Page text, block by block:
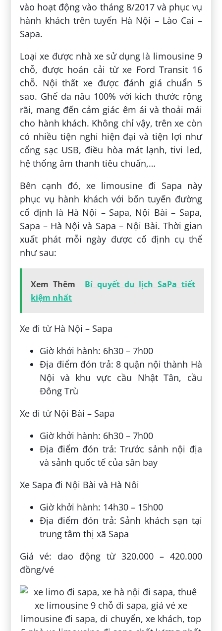
vào hoạt động vào tháng 8/2017 và phục vụ
hành khách trên tuyến Hà Nội – Lào Cai –
Sapa.
Loại xe được nhà xe sử dụng là limousine 9
chỗ, được hoán cải từ xe Ford Transit 16
chỗ. Nội thất xe được đánh giá chuẩn 5
sao. Ghế da nâu 100% với kích thước rộng
rãi, mang đến cảm giác êm ái và thoải mái
cho hành khách. Không chỉ vậy, trên xe còn
có nhiều tiện nghi hiện đại và tiện lợi như
cổng sạc USB, điều hòa mát lạnh, tivi led,
hệ thống âm thanh tiêu chuẩn,…
Bên cạnh đó, xe limousine đi Sapa này
phục vụ hành khách với bốn tuyến đường
cố định là Hà Nội – Sapa, Nội Bài – Sapa,
Sapa – Hà Nội và Sapa – Nội Bài. Thời gian
xuất phát mỗi ngày được cố định cụ thể
như sau:
Xem Thêm
Bí quyết du lịch SaPa tiết
kiệm nhất
Xe đi từ Hà Nội – Sapa
Giờ khởi hành: 6h30 – 7h00
Địa điểm đón trả: 8 quận nội thành Hà
Nội và khu vực cầu Nhật Tân, cầu
Đông Trù
Xe đi từ Nội Bài – Sapa
Giờ khởi hành: 6h30 – 7h00
Địa điểm đón trả: Trước sảnh nội địa
và sảnh quốc tế của sân bay
Xe Sapa đi Nội Bài và Hà Nôi
Giờ khởi hành: 14h30 – 15h00
Địa điểm đón trả: Sảnh khách sạn tại
trung tâm thị xã Sapa
Giá vé: dao động từ 320.000 – 420.000
đồng/vé